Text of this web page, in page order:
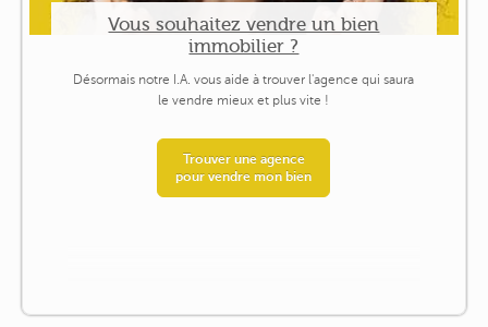
Vous souhaitez vendre un bien
immobilier ?
Désormais notre I.A. vous aide à trouver l'agence qui saura
le vendre mieux et plus vite !
Trouver une agence
pour vendre mon bien